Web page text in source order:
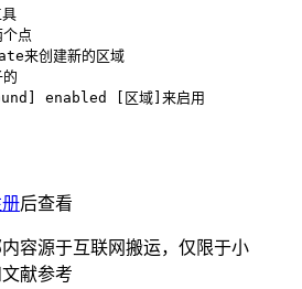
点
来创建新的区域
enabled [区域]来启用
后查看
容源于互联网搬运，仅限于小
献参考